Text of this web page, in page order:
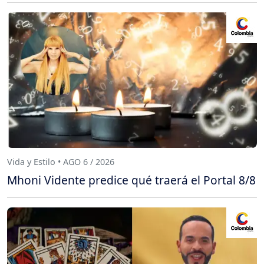
Vida y Estilo • AGO 6 / 2026
Mhoni Vidente predice qué traerá el Portal 8/8